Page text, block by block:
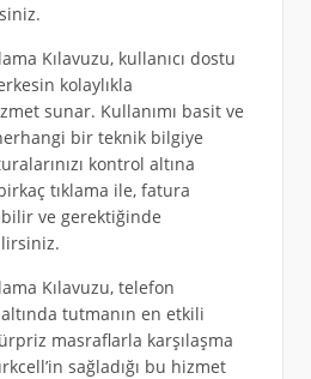
Kılavuzu, kullanıcı dostu
kolaylıkla
sunar. Kullanımı basit ve
bir teknik bilgiye
kontrol altına
tıklama ile, fatura
ve gerektiğinde
Kılavuzu, telefon
tutmanın en etkili
masraflarla karşılaşma
sağladığı bu hizmet